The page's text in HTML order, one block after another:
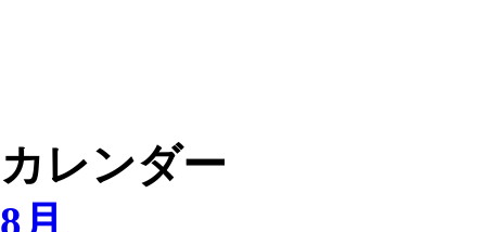
カレンダー
8月